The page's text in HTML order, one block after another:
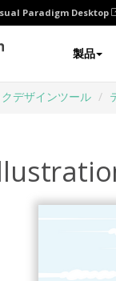
Paradigm Desktop
製品
デザインツール